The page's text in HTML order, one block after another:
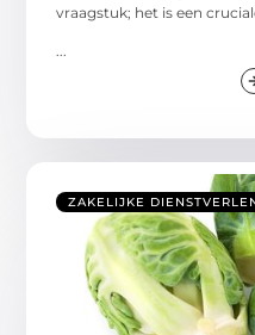
vraagstuk; het is een
...
ZAKELIJKE